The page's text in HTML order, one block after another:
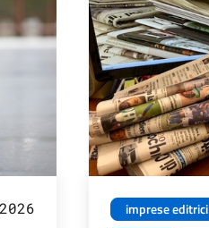
imprese editrici